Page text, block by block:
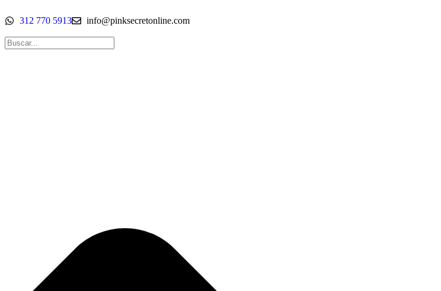
312 770 5913 info@pinksecretonline.com